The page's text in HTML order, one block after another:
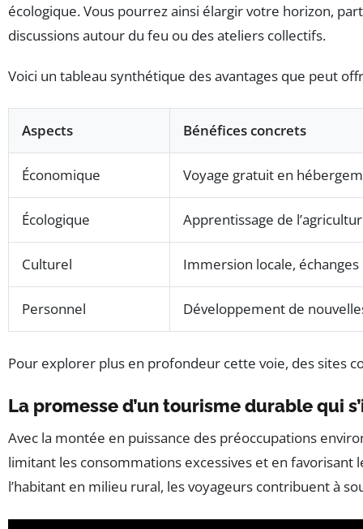
écologique. Vous pourrez ainsi élargir votre horizon,
discussions autour du feu ou des ateliers collectifs.
Voici un tableau synthétique des avantages que peut
Aspects Bénéfices concrets
Économique Voyage gratuit en
Écologique Apprentissage de
Culturel Immersion locale,
Personnel Développement de
Pour explorer plus en profondeur cette voie, des sites
La promesse d’un tourisme durable qui
Avec la montée en puissance des préoccupations
limitant les consommations excessives et en favorisant
l’habitant en milieu rural, les voyageurs contribuent à